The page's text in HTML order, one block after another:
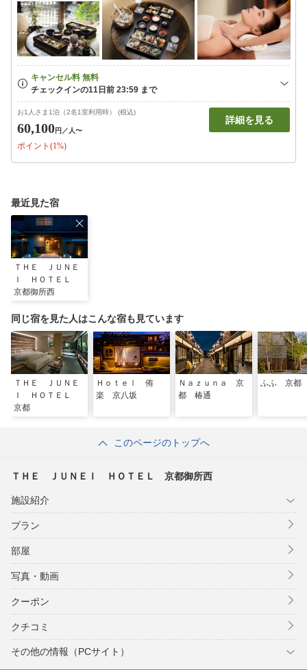
お1人さま1泊（2名1室利用時） (税込)
60,100円 ／人〜
ポイント(1%)
詳細を見る
最近見た宿
ＴＨＥ ＪＵＮＥ
Ｉ ＨＯＴＥＬ
京都御所西
同じ宿を見た人はこんな宿も見ています
ＴＨＥ ＪＵＮＥ
Ｉ ＨＯＴＥＬ
京都
Ｈｏｔｅｌ 侑
楽 京八坂
Ｎａｚｕｎａ 京
都 椿通
ふふ 京都
このページのトップへ
ＴＨＥ ＪＵＮＥＩ ＨＯＴＥＬ 京都御所西
施設紹介
プラン
部屋
写真・動画
クーポン
クチコミ
その他の情報（PCサイト）